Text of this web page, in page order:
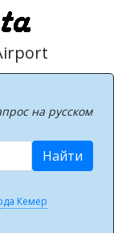
на русском
Найти
Кемер